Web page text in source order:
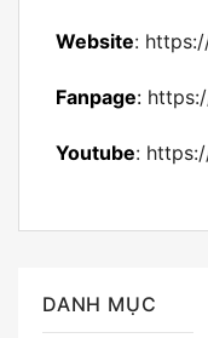
Website:
Fanpage:
Youtube:
DANH MỤC